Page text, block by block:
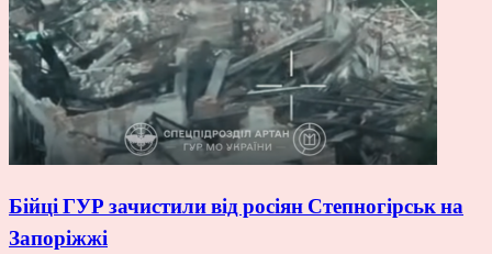
Бійці ГУР зачистили від росіян Степногірськ на
Запоріжжі